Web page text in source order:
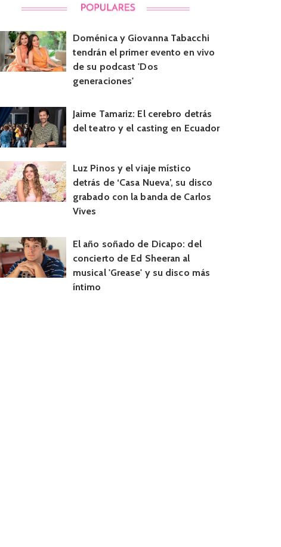
Doménica y Giovanna Tabacchi
tendrán el primer evento en vivo
de su podcast 'Dos
generaciones'
Jaime Tamariz: El cerebro detrás
del teatro y el casting en Ecuador
Luz Pinos y el viaje místico
detrás de ‘Casa Nueva’, su disco
grabado con la banda de Carlos
Vives
El año soñado de Dicapo: del
concierto de Ed Sheeran al
musical 'Grease' y su disco más
íntimo